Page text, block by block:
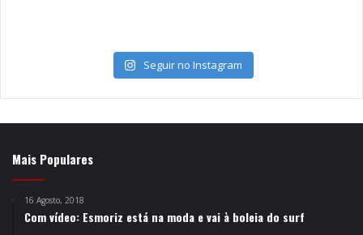
Seguir no Instagram
Mais Populares
16 Agosto, 2018
Com vídeo: Esmoriz está na moda e vai à boleia do surf